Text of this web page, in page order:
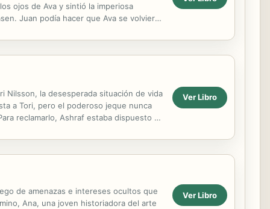
ojos de Ava y sintió la imperiosa
Juan podía hacer que Ava se volviera
Nilsson, la desesperada situación de vida
a Tori, pero el poderoso jeque nunca
reclamarlo, Ashraf estaba dispuesto a
Ver Libro
de amenazas e intereses ocultos que
Ana, una joven historiadora del arte
Ver Libro